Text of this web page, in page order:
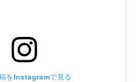
をInstagramで見る